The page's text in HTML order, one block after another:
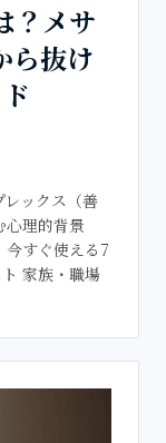
？メサ
ら抜け
ックス（善
心理的背景
今すぐ使える7
家族・職場